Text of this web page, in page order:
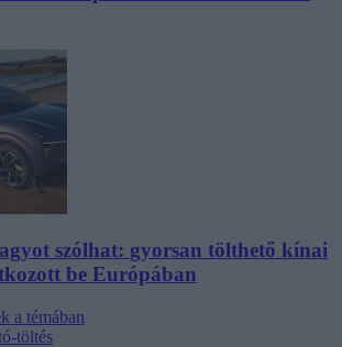
szólhat: gyorsan tölthető kínai
be Európában
a témában
töltés